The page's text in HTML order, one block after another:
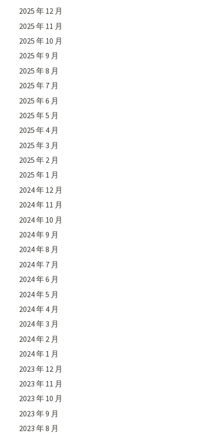
2025 年 12 月
2025 年 11 月
2025 年 10 月
2025 年 9 月
2025 年 8 月
2025 年 7 月
2025 年 6 月
2025 年 5 月
2025 年 4 月
2025 年 3 月
2025 年 2 月
2025 年 1 月
2024 年 12 月
2024 年 11 月
2024 年 10 月
2024 年 9 月
2024 年 8 月
2024 年 7 月
2024 年 6 月
2024 年 5 月
2024 年 4 月
2024 年 3 月
2024 年 2 月
2024 年 1 月
2023 年 12 月
2023 年 11 月
2023 年 10 月
2023 年 9 月
2023 年 8 月